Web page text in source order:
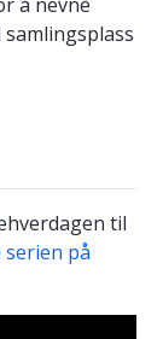
til
serien på